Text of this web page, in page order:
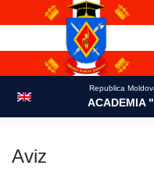
Republica
ACADEMIA
Aviz